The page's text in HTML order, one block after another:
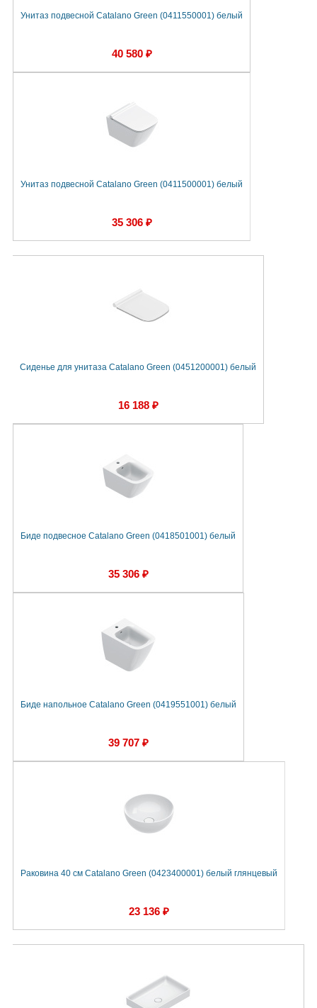
Унитаз подвесной Catalano Green (0411550001) белый
40 580 ₽
Унитаз подвесной Catalano Green (0411500001) белый
35 306 ₽
Сиденье для унитаза Catalano Green (0451200001) белый
16 188 ₽
Биде подвесное Catalano Green (0418501001) белый
35 306 ₽
Биде напольное Catalano Green (0419551001) белый
39 707 ₽
Раковина 40 см Catalano Green (0423400001) белый глянцевый
23 136 ₽